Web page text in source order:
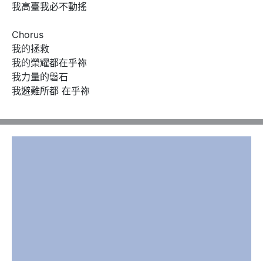
我高臺我必不動搖
Chorus
我的拯救
我的榮耀都在乎祢
我力量的磐石
我避難所都 在乎祢